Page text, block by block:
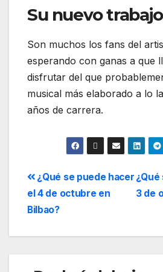
Su nuevo trabajo
Son muchos los fans del
esperando con ganas a que
disfrutar del que
musical más elaborado a lo
años de carrera.
3 de
¿Qué se puede hacer
el 4 de octubre en
Bilbao?